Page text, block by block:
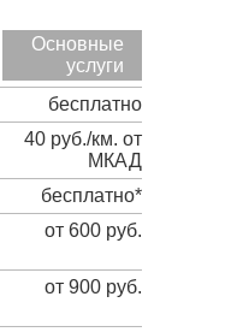
Основные
услуги
бесплатно
40 руб./км. от
МКАД
бесплатно*
от 600 руб.
от 900 руб.